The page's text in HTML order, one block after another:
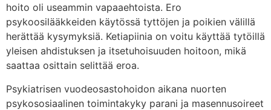
hoito oli useammin vapaaehtoista. Ero
psykoosilääkkeiden käytössä tyttöjen ja poikien välillä
herättää kysymyksiä. Ketiapiinia on voitu käyttää tytöillä
yleisen ahdistuksen ja itsetuhoisuuden hoitoon, mikä
saattaa osittain selittää eroa.
Psykiatrisen vuodeosastohoidon aikana nuorten
psykososiaalinen toimintakyky parani ja masennusoireet